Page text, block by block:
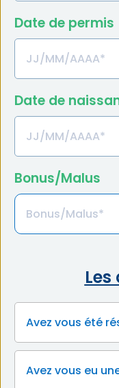
Date de permis
Date de
Bonus/Malus